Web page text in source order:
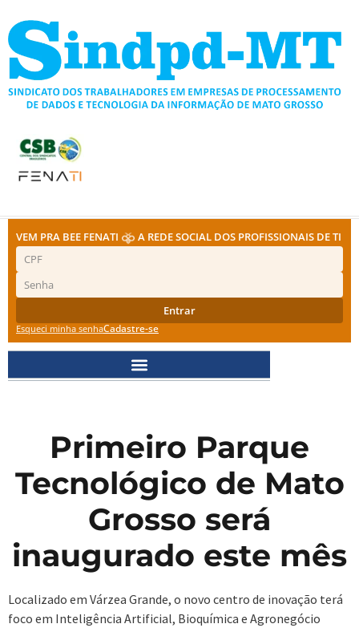
para
conteúdo
VEM PRA BEE FENATI A REDE SOCIAL DOS PROFISSIONAIS DE TI
Entrar
Esqueci minha senhaCadastre-se
Primeiro Parque
Tecnológico de Mato
Grosso será
inaugurado este mês
Localizado em Várzea Grande, o novo centro de inovação terá
foco em Inteligência Artificial, Bioquímica e Agronegócio